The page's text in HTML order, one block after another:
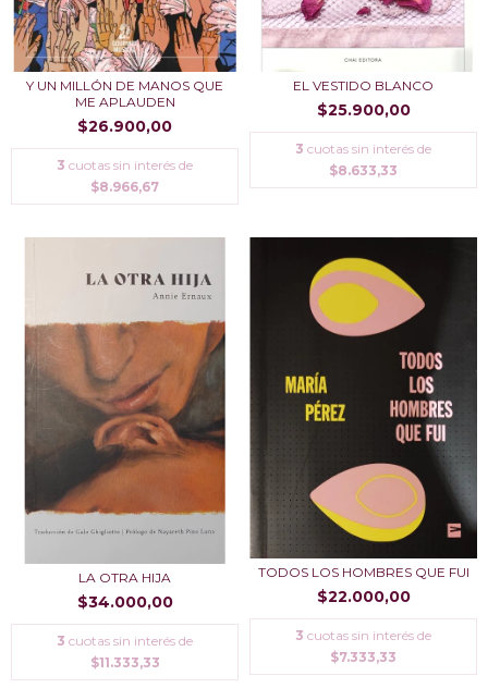
Y UN MILLÓN DE MANOS QUE
ME APLAUDEN
$26.900,00
3 cuotas sin interés de
$8.966,67
EL VESTIDO BLANCO
$25.900,00
3 cuotas sin interés de
$8.633,33
LA OTRA HIJA
$34.000,00
3 cuotas sin interés de
$11.333,33
TODOS LOS HOMBRES QUE FUI
$22.000,00
3 cuotas sin interés de
$7.333,33